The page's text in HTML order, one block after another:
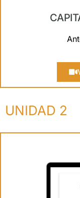
UNIDAD 2